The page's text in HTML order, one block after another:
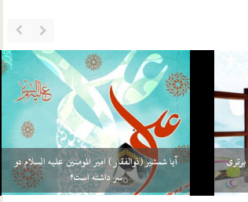
اخلاق اجتماعی امام جواد (ع)